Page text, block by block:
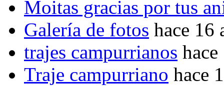
Moitas gracias por tus
Galería de fotos hace 16
trajes campurrianos
Traje campurriano hace